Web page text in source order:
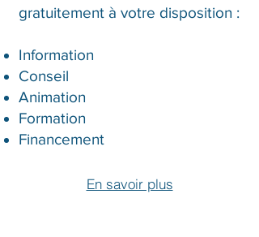
gratuitement à votre disposition :
Information
Conseil
Animation
Formation
Financement
En savoir plus